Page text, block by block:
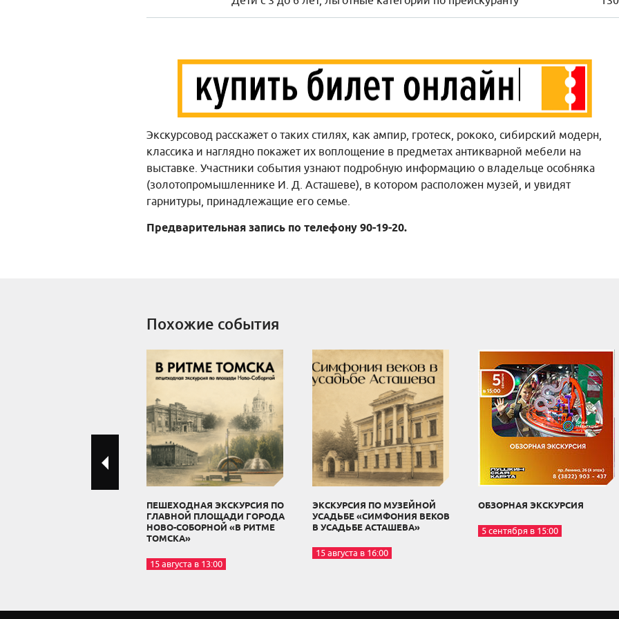
Экскурсовод расскажет о таких стилях, как ампир, гротеск, рококо, сибирский модерн,
классика и наглядно покажет их воплощение в предметах антикварной мебели на
выставке. Участники события узнают подробную информацию о владельце особняка
(золотопромышленнике И. Д. Асташеве), в котором расположен музей, и увидят
гарнитуры, принадлежащие его семье.
Предварительная запись по телефону 90-19-20.
Похожие события
ПЕШЕХОДНАЯ ЭКСКУРСИЯ ПО
ГЛАВНОЙ ПЛОЩАДИ ГОРОДА
НОВО-СОБОРНОЙ «В РИТМЕ
ТОМСКА»
15 августа в 13:00
ЭКСКУРСИЯ ПО МУЗЕЙНОЙ
УСАДЬБЕ «СИМФОНИЯ ВЕКОВ
В УСАДЬБЕ АСТАШЕВА»
15 августа в 16:00
ОБЗОРНАЯ ЭКСКУРСИЯ
5 сентября в 15:00